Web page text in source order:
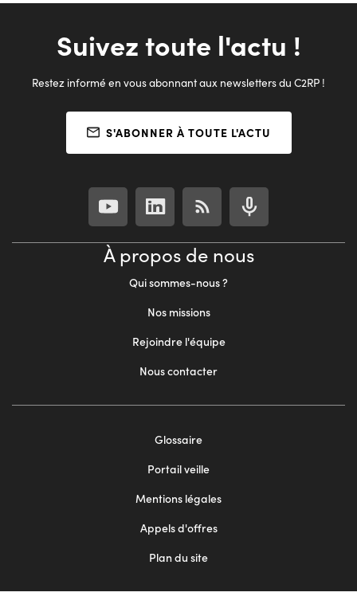
Suivez toute l'actu !
Restez informé en vous abonnant aux newsletters du C2RP !
S'ABONNER À TOUTE L'ACTU
À propos de nous
Qui sommes-nous ?
Nos missions
Rejoindre l'équipe
Nous contacter
Glossaire
Portail veille
Mentions légales
Appels d'offres
Plan du site